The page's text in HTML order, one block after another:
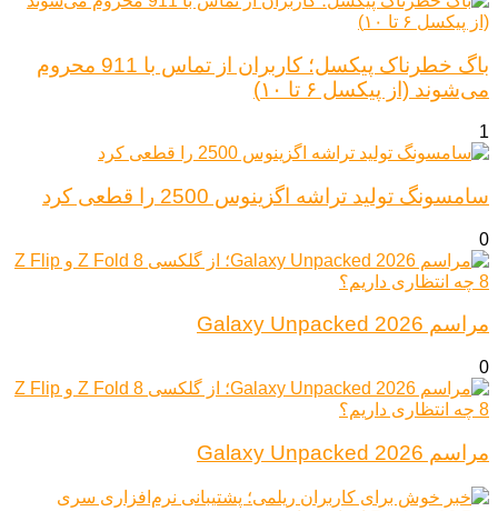
باگ خطرناک پیکسل؛ کاربران از تماس با 911 محروم
می‌شوند (از پیکسل ۶ تا ۱۰)
1
سامسونگ تولید تراشه اگزینوس 2500 را قطعی کرد
0
مراسم Galaxy Unpacked 2026
0
مراسم Galaxy Unpacked 2026